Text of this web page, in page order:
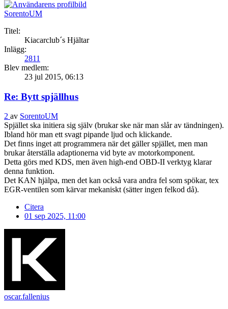
SorentoUM
Titel:
Kiacarclub´s Hjältar
Inlägg:
2811
Blev medlem:
23 jul 2015, 06:13
Re: Bytt spjällhus
2 av SorentoUM
Spjället ska initiera sig själv (brukar ske när man slår av tändningen).
Ibland hör man ett svagt pipande ljud och klickande.
Det finns inget att programmera när det gäller spjället, men man
brukar återställa adaptionerna vid byte av motorkomponent.
Detta görs med KDS, men även high-end OBD-II verktyg klarar
denna funktion.
Det KAN hjälpa, men det kan också vara andra fel som spökar, tex
EGR-ventilen som kärvar mekaniskt (sätter ingen felkod då).
Citera
01 sep 2025, 11:00
oscar.fallenius